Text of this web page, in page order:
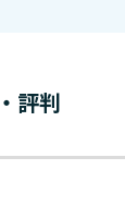
評判